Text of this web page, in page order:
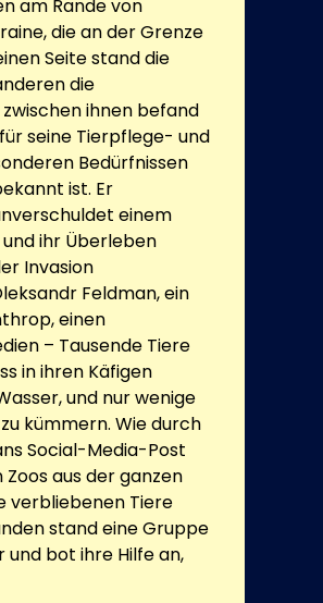
am Rande von
die an der Grenze
Seite stand die
die
ihnen befand
seine Tierpflege- und
Bedürfnissen
ist. Er
einem
ihr Überleben
Invasion
Feldman, ein
einen
– Tausende Tiere
in ihren Käfigen
und nur wenige
kümmern. Wie durch
Social-Media-Post
aus der ganzen
verbliebenen Tiere
stand eine Gruppe
und bot ihre Hilfe an,